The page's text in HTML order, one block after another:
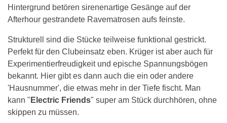
Hintergrund betören sirenenartige Gesänge auf der
Afterhour gestrandete Ravematrosen aufs feinste.
Strukturell sind die Stücke teilweise funktional gestrickt.
Perfekt für den Clubeinsatz eben. Krüger ist aber auch für
Experimentierfreudigkeit und epische Spannungsbögen
bekannt. Hier gibt es dann auch die ein oder andere
'Hausnummer', die etwas mehr in der Tiefe fischt. Man
kann " Electric Friends" super am Stück durchhören, ohne
skippen zu müssen.